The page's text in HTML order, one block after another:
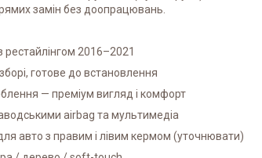
замін без доопрацювань.
рестайлінгом 2016–2021
готове до встановлення
— преміум вигляд і комфорт
airbag та мультимедіа
авто з правим і лівим кермом (уточнювати)